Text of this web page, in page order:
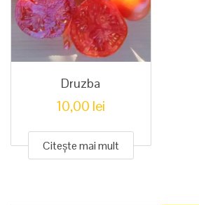
Druzba
10,00 lei
Citește mai mult